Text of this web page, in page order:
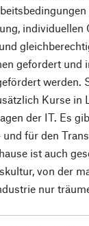
individuellen
gefordert und
werden.
Kurse in
der IT. Es
und für den
ist auch
von der
nur